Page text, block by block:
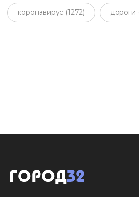
коронавирус (1272) дороги